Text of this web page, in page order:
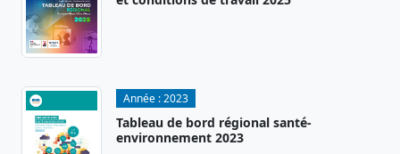
Année :2023
Tableau de bord régional santé-
environnement 2023